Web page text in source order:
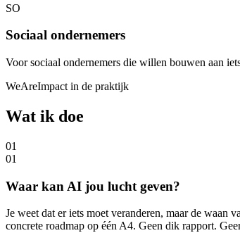
SO
Sociaal ondernemers
Voor sociaal ondernemers die willen bouwen aan
WeAreImpact in de praktijk
Wat ik doe
01
01
Waar kan AI jou lucht geven?
Je weet dat er iets moet veranderen, maar de waan
concrete roadmap op één A4. Geen dik rapport.